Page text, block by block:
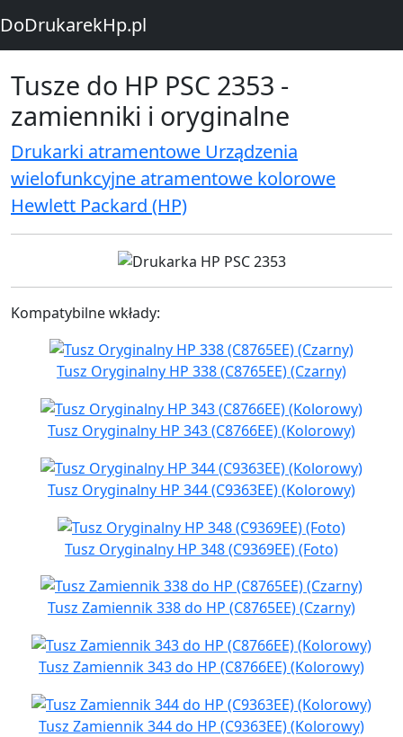
DoDrukarekHp.pl
Tusze do HP PSC 2353 -
zamienniki i oryginalne
Drukarki atramentowe Urządzenia
wielofunkcyjne atramentowe kolorowe
Hewlett Packard (HP)
Kompatybilne wkłady:
Tusz Oryginalny HP 338 (C8765EE) (Czarny)
Tusz Oryginalny HP 343 (C8766EE) (Kolorowy)
Tusz Oryginalny HP 344 (C9363EE) (Kolorowy)
Tusz Oryginalny HP 348 (C9369EE) (Foto)
Tusz Zamiennik 338 do HP (C8765EE) (Czarny)
Tusz Zamiennik 343 do HP (C8766EE) (Kolorowy)
Tusz Zamiennik 344 do HP (C9363EE) (Kolorowy)